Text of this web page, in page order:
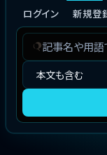
ログイン 新規登
事
検
索
索
象